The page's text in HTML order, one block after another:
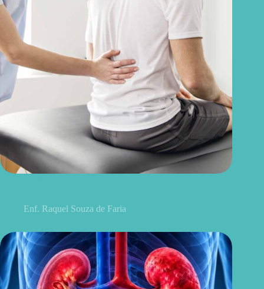
Enf. Raquel Souza de Faria